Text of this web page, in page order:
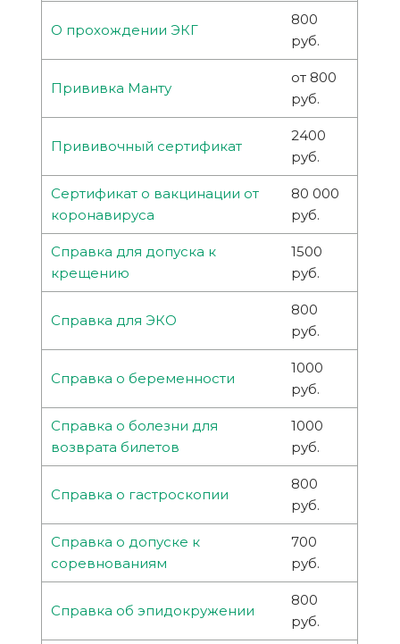
О прохождении ЭКГ
800
руб.
Прививка Манту
от 800
руб.
Прививочный сертификат
2400
руб.
Сертификат о вакцинации от
коронавируса
80 000
руб.
Справка для допуска к
крещению
1500
руб.
Справка для ЭКО
800
руб.
Справка о беременности
1000
руб.
Справка о болезни для
возврата билетов
1000
руб.
Справка о гастроскопии
800
руб.
Справка о допуске к
соревнованиям
700
руб.
Справка об эпидокружении
800
руб.